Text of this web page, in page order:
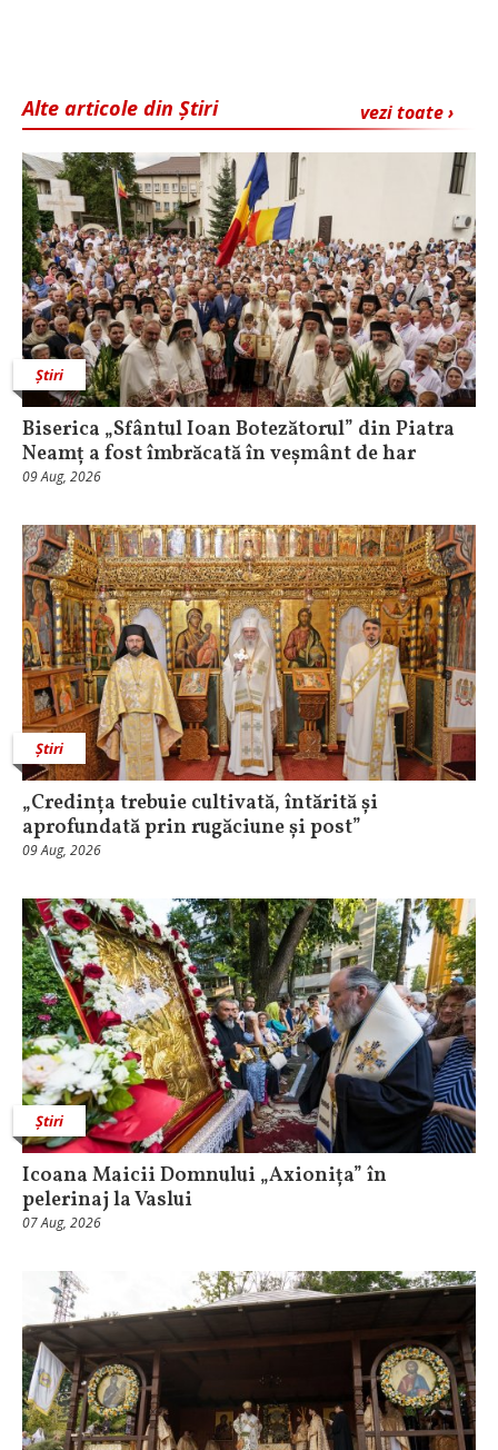
vezi toate ›
Alte articole din Știri
Știri
Biserica „Sfântul Ioan Botezătorul” din Piatra
Neamț a fost îmbrăcată în veșmânt de har
09 Aug, 2026
Știri
„Credința trebuie cultivată, întărită și
aprofundată prin rugăciune și post”
09 Aug, 2026
Știri
Icoana Maicii Domnului „Axionița” în
pelerinaj la Vaslui
07 Aug, 2026